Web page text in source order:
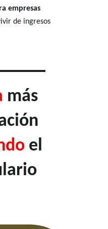
empresas
de ingresos
más
el